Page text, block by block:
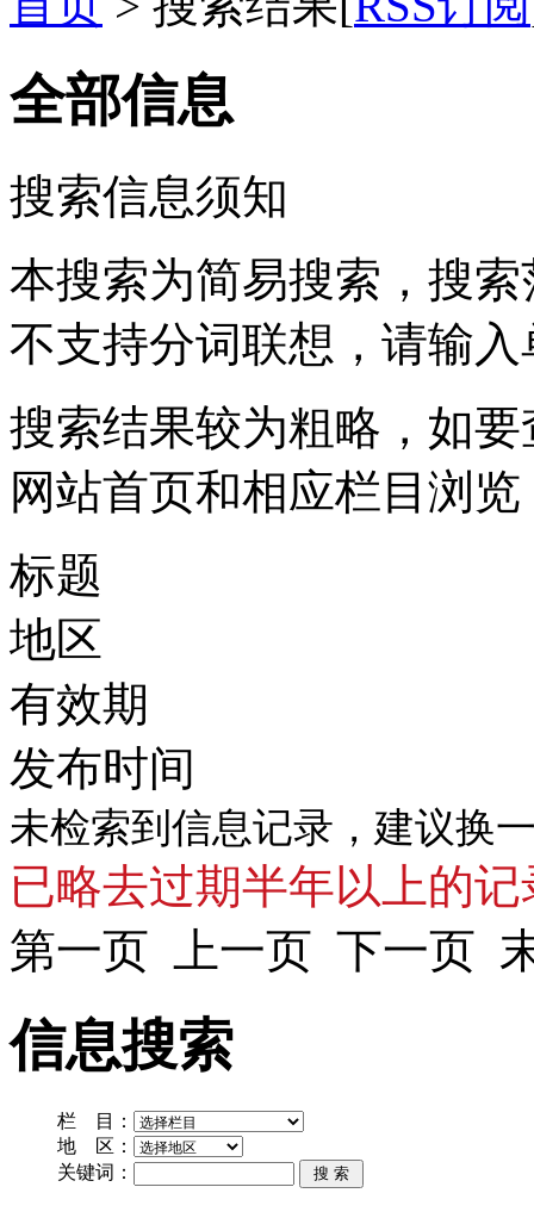
全部信息
搜索信息须知
本搜索为简易搜索，搜
不支持分词联想，请输
搜索结果较为粗略，如
网站首页和相应栏目浏览
标题
地区
有效期
发布时间
未检索到信息记录，建议换
已略去过期半年以上的记
第一页 上一页 下一页
信息搜索
栏 目：
地 区：
关键词：